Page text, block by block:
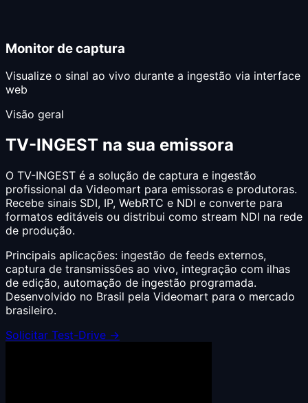
Monitor de captura
Visualize o sinal ao vivo durante a ingestão via interface
web
Visão geral
TV-INGEST na sua emissora
O TV-INGEST é a solução de captura e ingestão
profissional da Videomart para emissoras e produtoras.
Recebe sinais SDI, IP, WebRTC e NDI e converte para
formatos editáveis ou distribui como stream NDI na rede
de produção.
Principais aplicações: ingestão de feeds externos,
captura de transmissões ao vivo, integração com ilhas
de edição, automação de ingestão programada.
Desenvolvido no Brasil pela Videomart para o mercado
brasileiro.
Solicitar Test-Drive →